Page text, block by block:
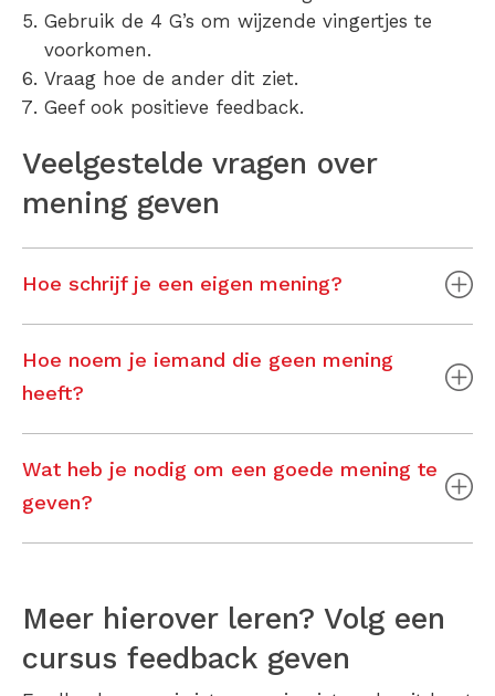
Gebruik de 4 G’s om wijzende vingertjes te
voorkomen.
Vraag hoe de ander dit ziet.
Geef ook positieve feedback.
Veelgestelde vragen over
mening geven
Hoe schrijf je een eigen mening?
Hoe noem je iemand die geen mening
heeft?
Wat heb je nodig om een goede mening te
geven?
Meer hierover leren? Volg een
cursus feedback geven